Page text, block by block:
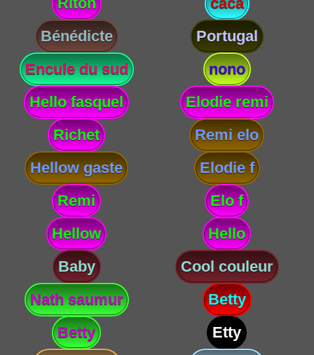
Bénédicte
Portugal
Encule du sud
nono
Hello fasquel
Elodie remi
Richet
Remi elo
Hellow gaste
Elodie f
Remi
Elo f
Hellow
Hello
Baby
Cool couleur
Nath saumur
Betty
Betty
Etty